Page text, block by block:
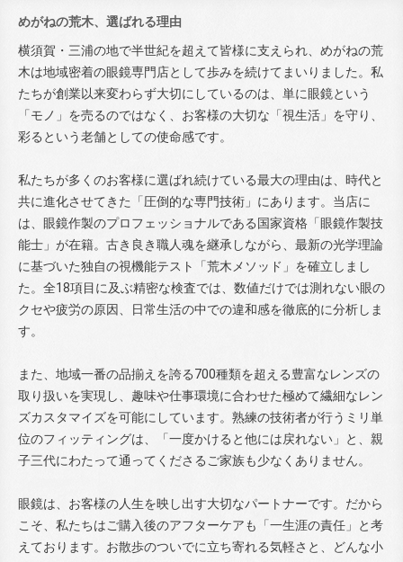
めがねの荒木、選ばれる理由
横須賀・三浦の地で半世紀を超えて皆様に支えられ、めがねの荒
木は地域密着の眼鏡専門店として歩みを続けてまいりました。私
たちが創業以来変わらず大切にしているのは、単に眼鏡という
「モノ」を売るのではなく、お客様の大切な「視生活」を守り、
彩るという老舗としての使命感です。
私たちが多くのお客様に選ばれ続けている最大の理由は、時代と
共に進化させてきた「圧倒的な専門技術」にあります。当店に
は、眼鏡作製のプロフェッショナルである国家資格「眼鏡作製技
能士」が在籍。古き良き職人魂を継承しながら、最新の光学理論
に基づいた独自の視機能テスト「荒木メソッド」を確立しまし
た。全18項目に及ぶ精密な検査では、数値だけでは測れない眼の
クセや疲労の原因、日常生活の中での違和感を徹底的に分析しま
す。
また、地域一番の品揃えを誇る700種類を超える豊富なレンズの
取り扱いを実現し、趣味や仕事環境に合わせた極めて繊細なレン
ズカスタマイズを可能にしています。熟練の技術者が行うミリ単
位のフィッティングは、「一度かけると他には戻れない」と、親
子三代にわたって通ってくださるご家族も少なくありません。
眼鏡は、お客様の人生を映し出す大切なパートナーです。だから
こそ、私たちはご購入後のアフターケアも「一生涯の責任」と考
えております。お散歩のついでに立ち寄れる気軽さと、どんな小